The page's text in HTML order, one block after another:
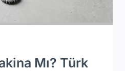
Mı? Türk